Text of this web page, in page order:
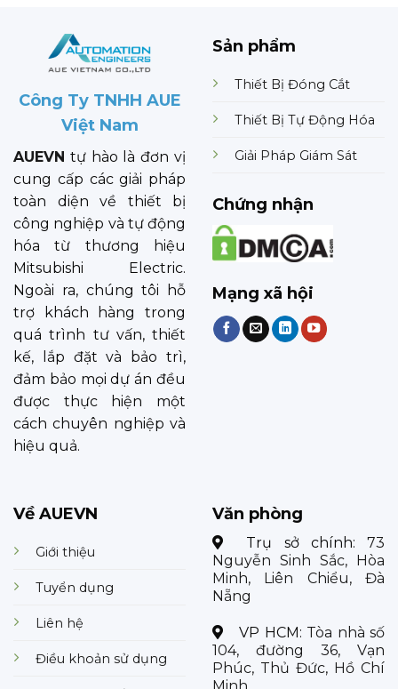
Công Ty TNHH AUE
Việt Nam
AUEVN tự hào là đơn vị
cung cấp các giải pháp
toàn diện về thiết bị
công nghiệp và tự động
hóa từ thương hiệu
Mitsubishi Electric.
Ngoài ra, chúng tôi hỗ
trợ khách hàng trong
quá trình tư vấn, thiết
kế, lắp đặt và bảo trì,
đảm bảo mọi dự án đều
được thực hiện một
cách chuyên nghiệp và
hiệu quả.
Sản phẩm
Thiết Bị Đóng Cắt
Thiết Bị Tự Động Hóa
Giải Pháp Giám Sát
Chứng nhận
Mạng xã hội
Về AUEVN
Giới thiệu
Tuyển dụng
Liên hệ
Điều khoản sử dụng
Văn phòng
Trụ sở chính: 73
Nguyễn Sinh Sắc, Hòa
Minh, Liên Chiểu, Đà
Nẵng
VP HCM: Tòa nhà số
104, đường 36, Vạn
Phúc, Thủ Đức, Hồ Chí